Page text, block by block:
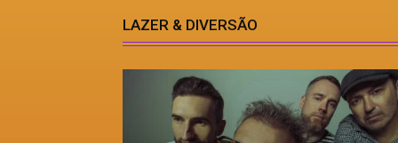
LAZER & DIVERSÃO